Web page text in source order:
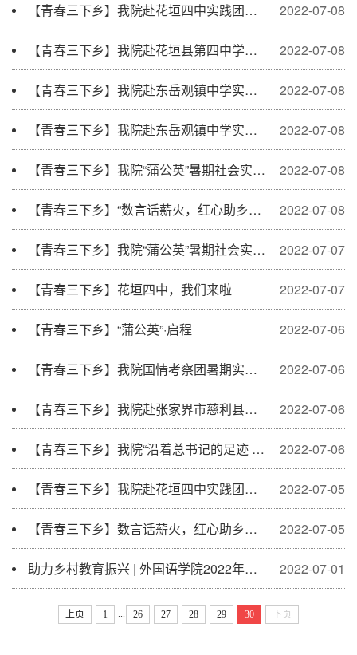
2022-07-08
【青春三下乡】我院赴花垣四中实践团举行开营仪式
2022-07-08
【青春三下乡】我院赴花垣县第四中学实践团 开展主题红色课堂
2022-07-08
【青春三下乡】我院赴东岳观镇中学实践团举办“书香润心灵——外文经典阅读分享会...
2022-07-08
【青春三下乡】我院赴东岳观镇中学实践团举行资助政策宣讲会和防溺水知识讲座
2022-07-08
【青春三下乡】我院“蒲公英”暑期社会实践团开展“百年党史·英雄人物”主题党史宣...
2022-07-08
【青春三下乡】“数言话薪火，红心助乡育”——开营仪式
2022-07-07
【青春三下乡】我院“蒲公英”暑期社会实践团举办茶文化分享会
2022-07-07
【青春三下乡】花垣四中，我们来啦
2022-07-06
【青春三下乡】“蒲公英”·启程
2022-07-06
【青春三下乡】我院国情考察团暑期实践队伍组织开展“沿着总书记的足迹 服务精准国...
2022-07-06
【青春三下乡】我院赴张家界市慈利县东岳观镇中学暑期社会实践团举行活动启动仪式
2022-07-06
【青春三下乡】我院“沿着总书记的足迹 服务精准国际传播”国情考察团举行启动仪式
2022-07-05
【青春三下乡】我院赴花垣四中实践团开启乡村外语教育实践
2022-07-05
【青春三下乡】数言话薪火，红心助乡育——我院赴花垣县第四中学对接暑期社会实践项目
2022-07-01
助力乡村教育振兴 | 外国语学院2022年暑期社会实践活动
上页 1 26 27 28 29 30 下页